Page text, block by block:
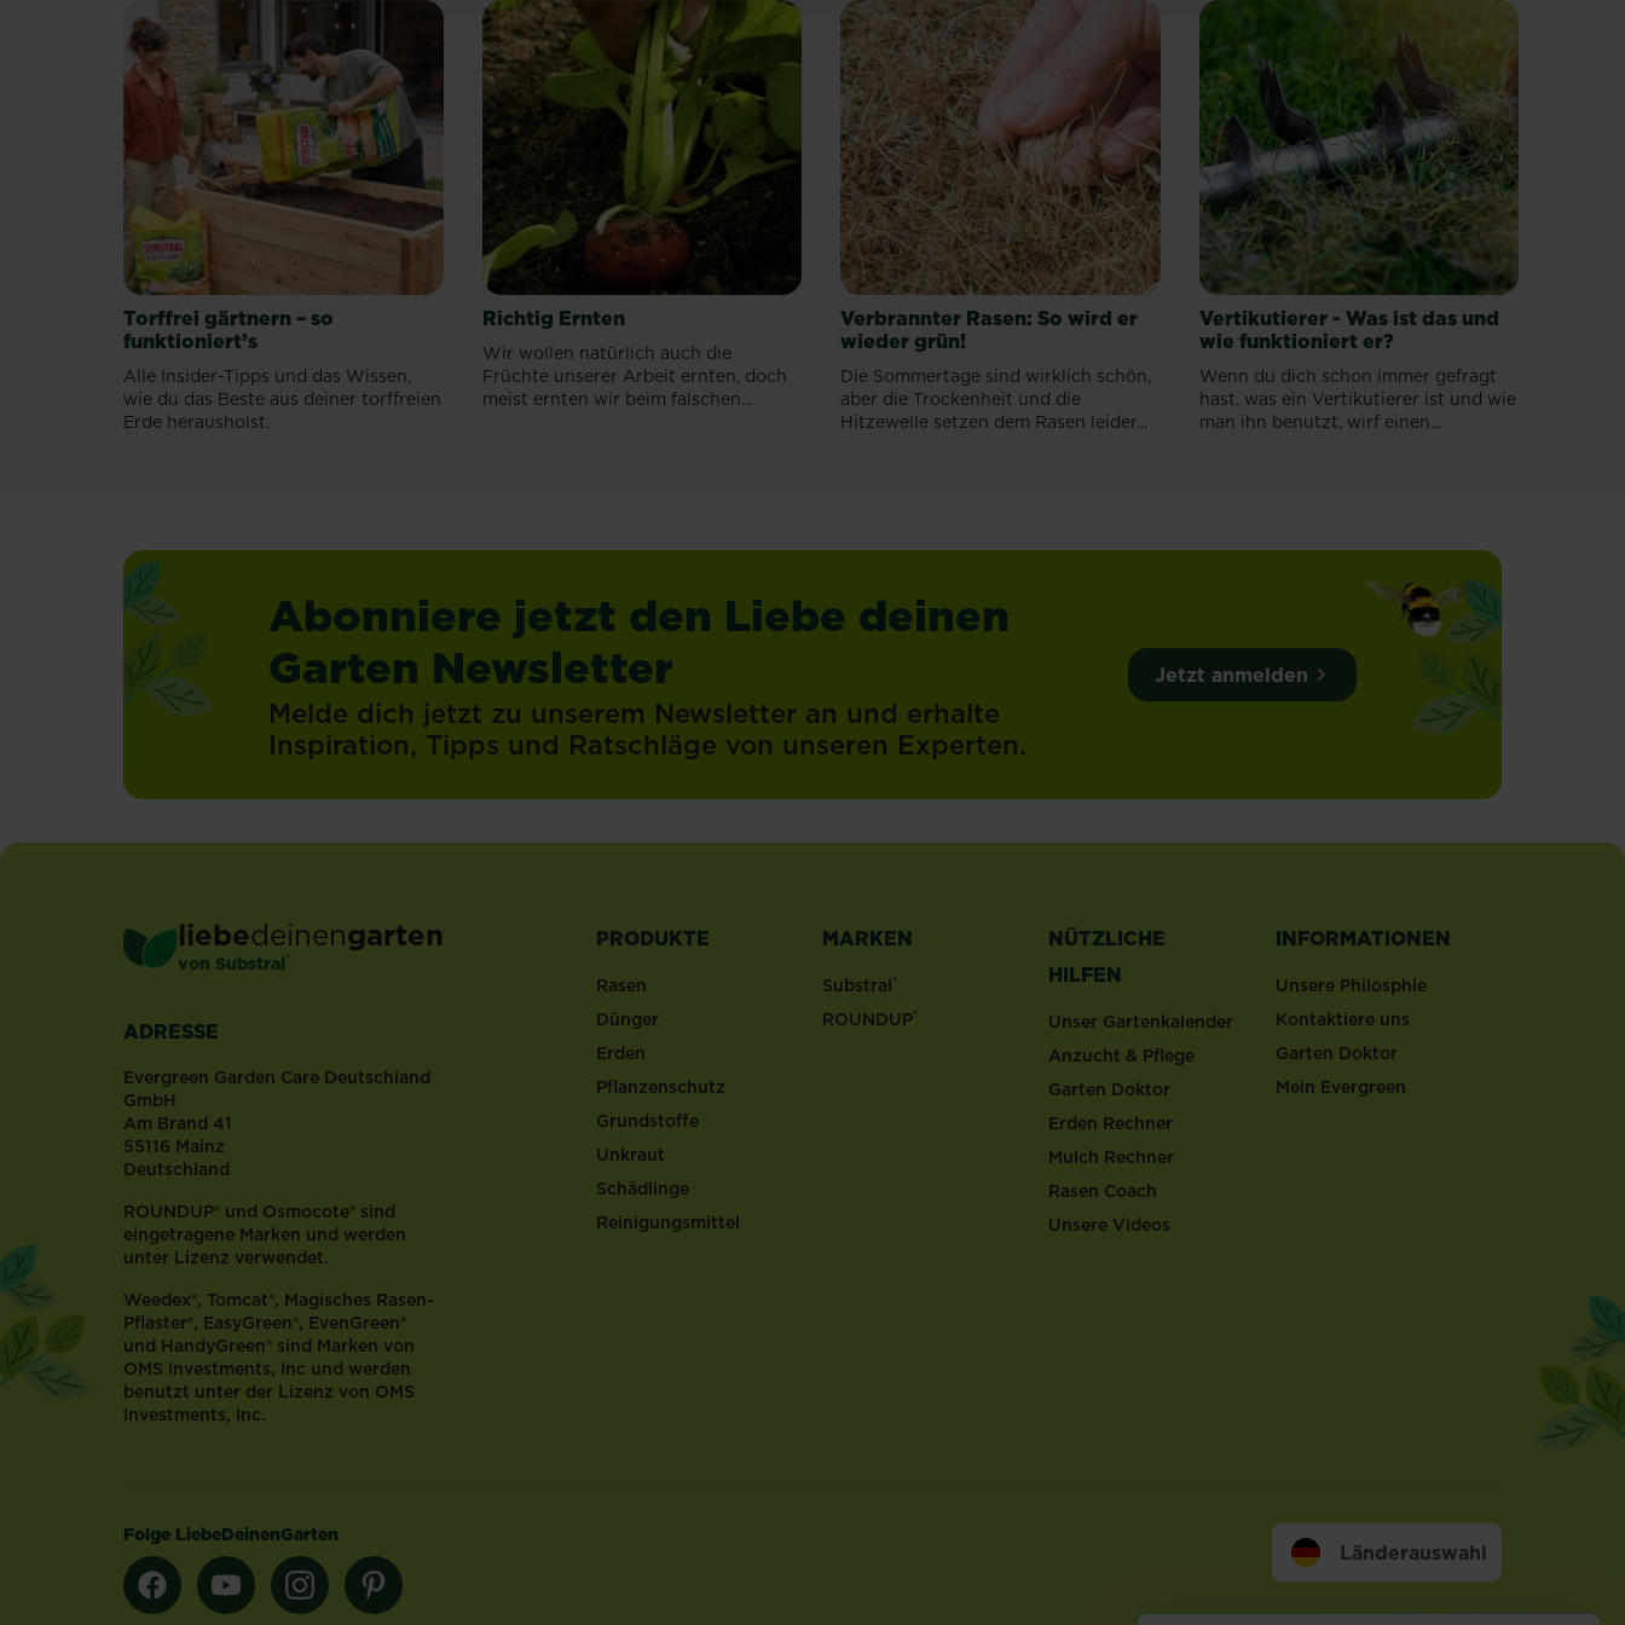
unterstützen
unsere
Gartenarbeiten
mit
ihren
wirkungsvollen
Eigenschaften.
Die
SUBSTRAL®️
Naturen®️...
Torffrei gärtnern – so
funktioniert’s
Alle Insider-Tipps und das Wissen,
wie du das Beste aus deiner torffreien
Erde herausholst.
Richtig Ernten
Wir wollen natürlich auch die
Früchte unserer Arbeit ernten, doch
meist ernten wir beim falschen...
Verbrannter Rasen: So wird er
wieder grün!
Die Sommertage sind wirklich schön,
aber die Trockenheit und die
Hitzewelle setzen dem Rasen leider...
Vertikutierer - Was ist das und
wie funktioniert er?
Wenn du dich schon immer gefragt
hast, was ein Vertikutierer ist und wie
man ihn benutzt, wirf einen...
Abonniere jetzt den Liebe deinen
Garten Newsletter
Melde dich jetzt zu unserem Newsletter an und erhalte
Inspiration, Tipps und Ratschläge von unseren Experten.
Jetzt anmelden
liebedeinengarten
von Substral®
ADRESSE
Evergreen Garden Care Deutschland
GmbH
Am Brand 41
55116 Mainz
Deutschland
ROUNDUP® und Osmocote® sind
eingetragene Marken und werden
unter Lizenz verwendet.
Weedex®, Tomcat®, Magisches Rasen-
Pflaster®, EasyGreen®, EvenGreen®
und HandyGreen® sind Marken von
OMS Investments, Inc und werden
benutzt unter der Lizenz von OMS
Investments, Inc.
PRODUKTE
Rasen
Dünger
Erden
Pflanzenschutz
Grundstoffe
Unkraut
Schädlinge
Reinigungsmittel
MARKEN
Substral®
ROUNDUP®
NÜTZLICHE
HILFEN
Unser Gartenkalender
Anzucht & Pflege
Garten Doktor
Erden Rechner
Mulch Rechner
Rasen Coach
Unsere Videos
INFORMATIONEN
Unsere Philosphie
Kontaktiere uns
Garten Doktor
Mein Evergreen
Folge LiebeDeinenGarten
Länderauswahl